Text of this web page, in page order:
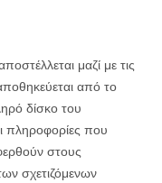
μαζί με τις
από το
δίσκο του
πληροφορίες που
στους
σχετιζόμενων